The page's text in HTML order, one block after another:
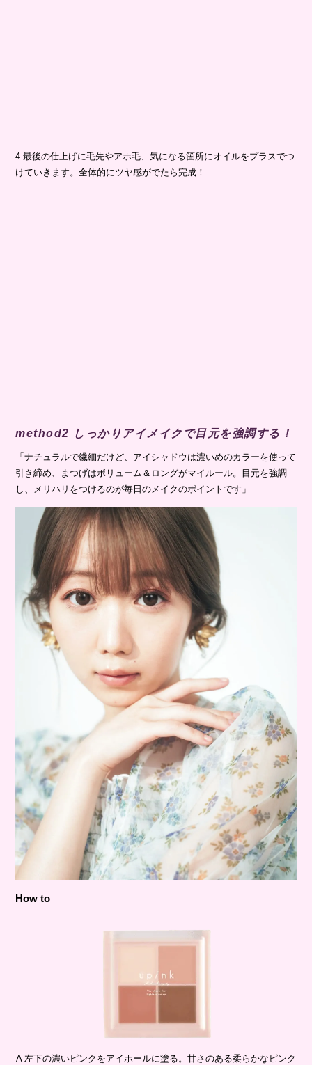
4.最後の仕上げに毛先やアホ毛、気になる箇所にオイルをプラスでつ
けていきます。全体的にツヤ感がでたら完成！
method2 しっかりアイメイクで目元を強調する！
「ナチュラルで繊細だけど、アイシャドウは濃いめのカラーを使って
引き締め、まつげはボリューム＆ロングがマイルール。目元を強調
し、メリハリをつけるのが毎日のメイクのポイントです」
How to
A 左下の濃いピンクをアイホールに塗る。甘さのある柔らかなピンク